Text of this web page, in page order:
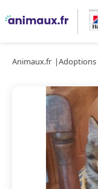
Animaux.fr Adoptions